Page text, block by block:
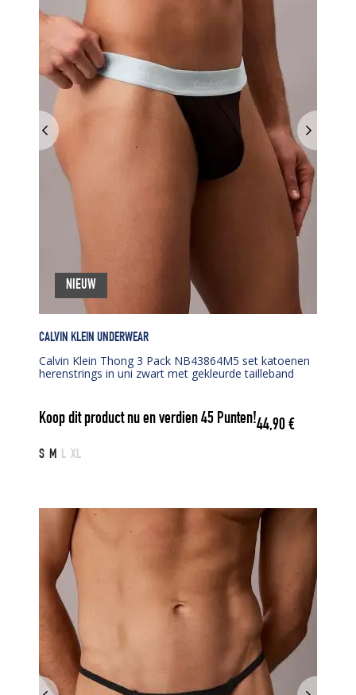
CALVIN KLEIN UNDERWEAR
Calvin Klein Thong 3 Pack NB43864M5 set katoenen
herenstrings in uni zwart met gekleurde tailleband
Koop dit product nu en verdien45 Punten!44,90€
S M L XL
NIEUW